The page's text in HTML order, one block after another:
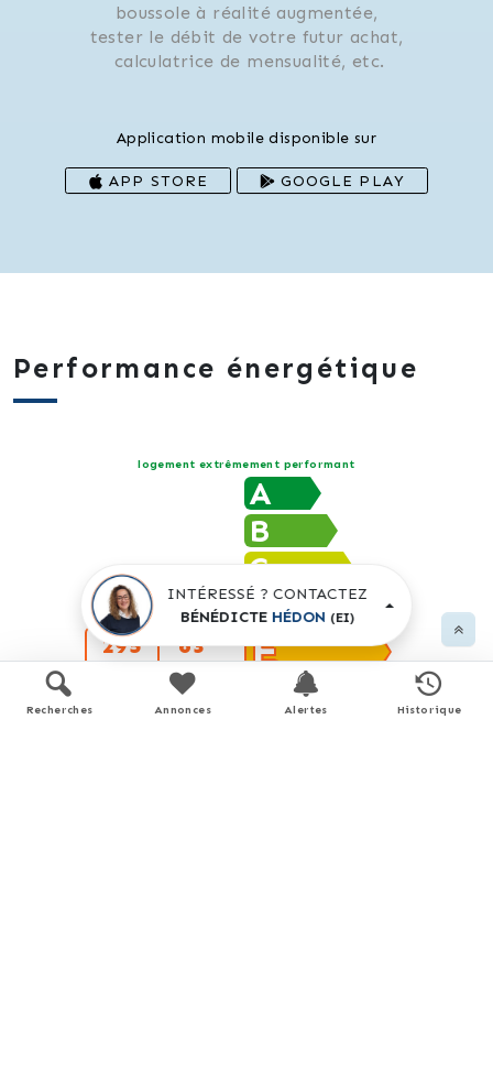
boussole à réalité augmentée,
tester le débit de votre futur achat,
calculatrice de mensualité, etc.
Application mobile disponible sur
APP STORE GOOGLE PLAY
Performance énergétique
logement extrêmement performant
A
B
C
D
E
295
kWh/m².an
63 *
kg
CO
2/m².an
INTÉRESSÉ ? CONTACTEZ
BÉNÉDICTE HÉDON (EI)
Recherches Annonces Alertes Historique